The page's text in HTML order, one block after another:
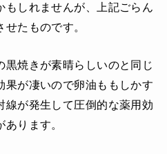
もしれませんが、上記ごらん
たものです。
黒焼きが素晴らしいのと同じ
果が凄いので卵油ももしかす
線が発生して圧倒的な薬用効
ります。